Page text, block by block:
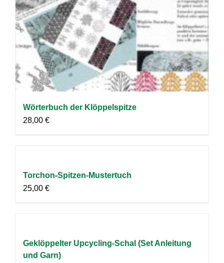
Wörterbuch der Klöppelspitze
28,00 €
Torchon-Spitzen-Mustertuch
25,00 €
Geklöppelter Upcycling-Schal (Set Anleitung
und Garn)